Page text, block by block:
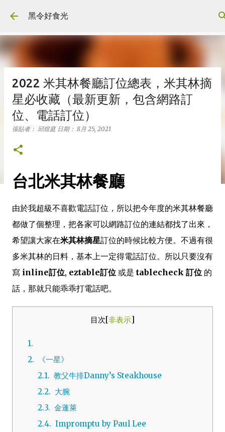
黑令好食光
2022 米其林餐廳訂位總表，米其林摘
星必收藏（最新更新，包含網路訂
位、電話訂位）
張貼者： 邱煜庭 日期： 8月 25, 2021
台北米其林餐廳
由於我超級不喜歡電話訂位，所以把今年度的米其林餐廳
都做了個整理，把各家可以網路訂位的連結都找了出來，
希望讓大家在米其林摘星訂位的時候比較方便。不過有很
多米其林的日料，基本上一定得電話訂位。所以只要沒有
寫 inline訂位, eztable訂位 或是 tablecheck 訂位 的
話，那就只能乖乖打電話吧。
目次 非表示
1.
2.
《一星》
2.1. 教父牛排Danny’s Steakhouse
2.2. 大腕
2.3. 金蓬萊
2.4. Impromptu by Paul Lee